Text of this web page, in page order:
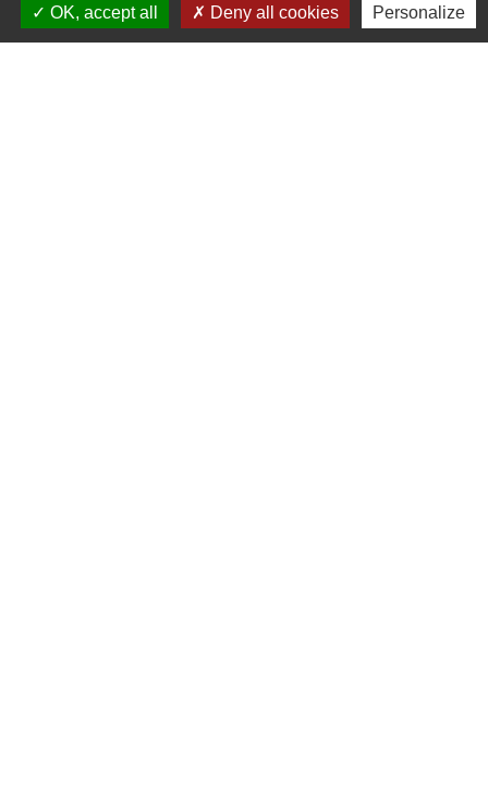
Garanties du vendeur : tout savoir avant d'acheter
open_in_new
OK, accept all
Deny all cookies Personalize